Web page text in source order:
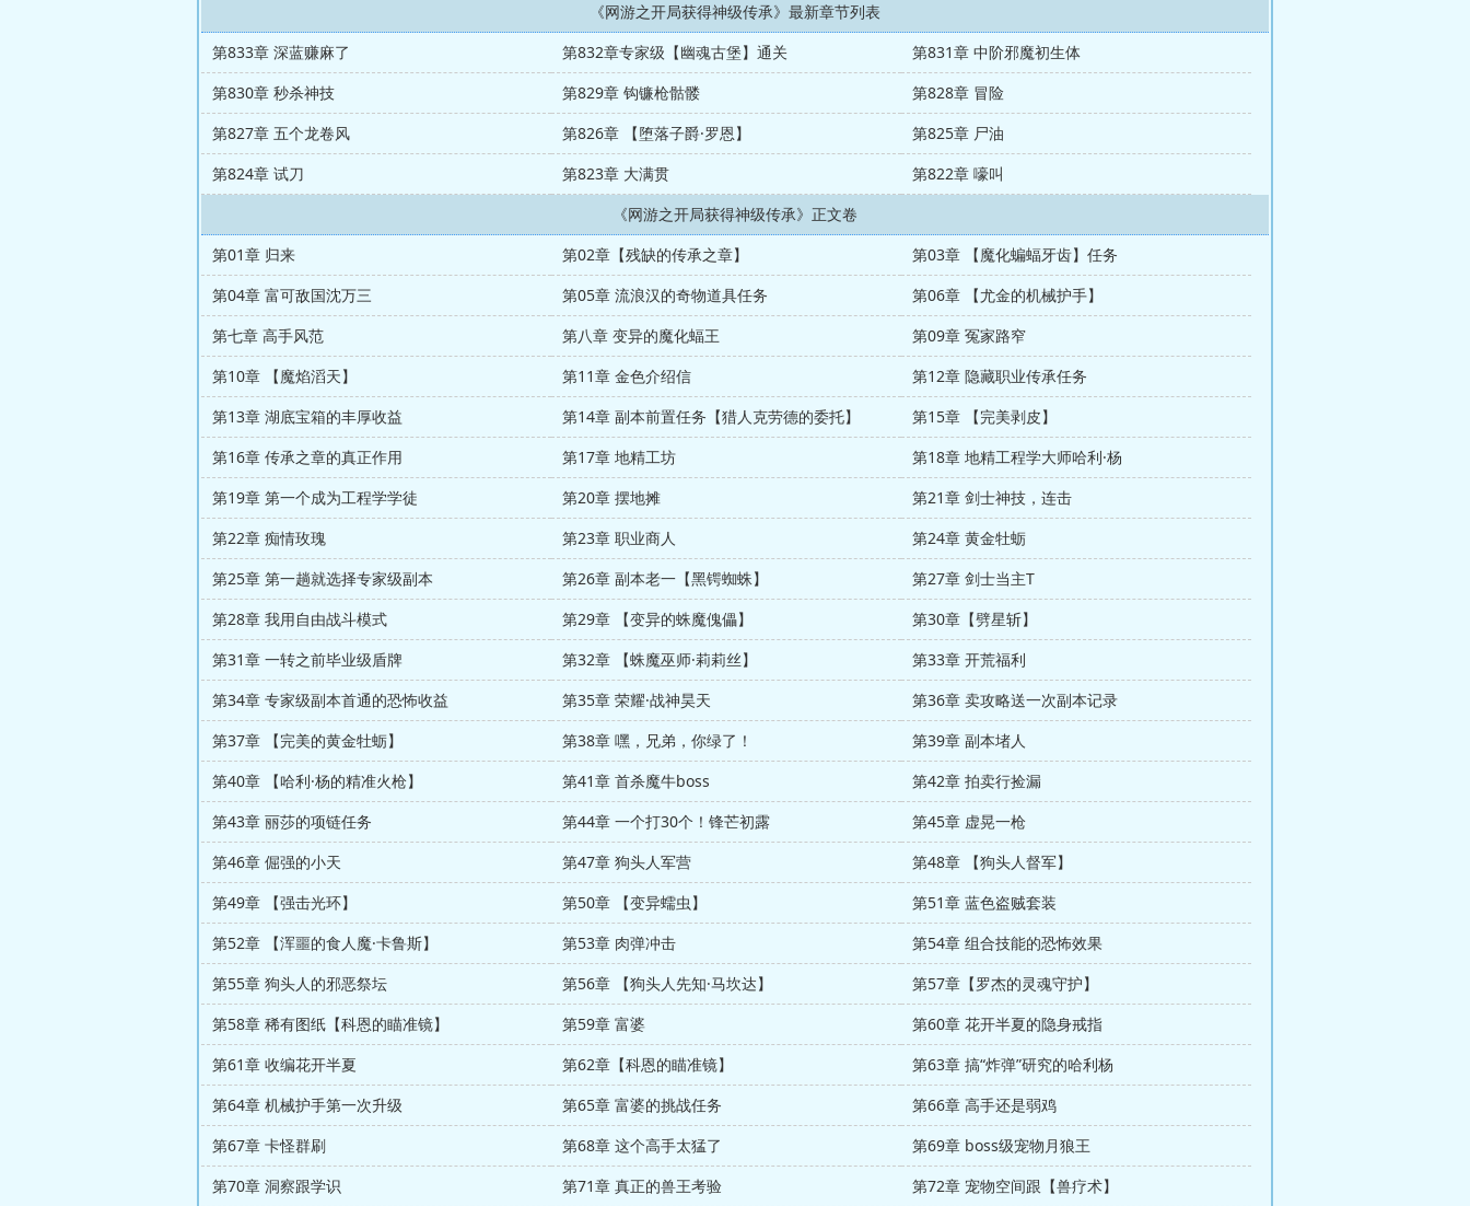
《网游之开局获得神级传承》最新章节列表
第833章 深蓝赚麻了
第832章专家级【幽魂古堡】通关
第831章 中阶邪魔初生体
第830章 秒杀神技
第829章 钩镰枪骷髅
第828章 冒险
第827章 五个龙卷风
第826章 【堕落子爵·罗恩】
第825章 尸油
第824章 试刀
第823章 大满贯
第822章 嚎叫
《网游之开局获得神级传承》正文卷
第01章 归来
第02章【残缺的传承之章】
第03章 【魔化蝙蝠牙齿】任务
第04章 富可敌国沈万三
第05章 流浪汉的奇物道具任务
第06章 【尤金的机械护手】
第七章 高手风范
第八章 变异的魔化蝠王
第09章 冤家路窄
第10章 【魔焰滔天】
第11章 金色介绍信
第12章 隐藏职业传承任务
第13章 湖底宝箱的丰厚收益
第14章 副本前置任务【猎人克劳德的委托】
第15章 【完美剥皮】
第16章 传承之章的真正作用
第17章 地精工坊
第18章 地精工程学大师哈利·杨
第19章 第一个成为工程学学徒
第20章 摆地摊
第21章 剑士神技，连击
第22章 痴情玫瑰
第23章 职业商人
第24章 黄金牡蛎
第25章 第一趟就选择专家级副本
第26章 副本老一【黑锷蜘蛛】
第27章 剑士当主T
第28章 我用自由战斗模式
第29章 【变异的蛛魔傀儡】
第30章【劈星斩】
第31章 一转之前毕业级盾牌
第32章 【蛛魔巫师·莉莉丝】
第33章 开荒福利
第34章 专家级副本首通的恐怖收益
第35章 荣耀·战神昊天
第36章 卖攻略送一次副本记录
第37章 【完美的黄金牡蛎】
第38章 嘿，兄弟，你绿了！
第39章 副本堵人
第40章 【哈利·杨的精准火枪】
第41章 首杀魔牛boss
第42章 拍卖行捡漏
第43章 丽莎的项链任务
第44章 一个打30个！锋芒初露
第45章 虚晃一枪
第46章 倔强的小天
第47章 狗头人军营
第48章 【狗头人督军】
第49章 【强击光环】
第50章 【变异蠕虫】
第51章 蓝色盗贼套装
第52章 【浑噩的食人魔·卡鲁斯】
第53章 肉弹冲击
第54章 组合技能的恐怖效果
第55章 狗头人的邪恶祭坛
第56章 【狗头人先知·马坎达】
第57章【罗杰的灵魂守护】
第58章 稀有图纸【科恩的瞄准镜】
第59章 富婆
第60章 花开半夏的隐身戒指
第61章 收编花开半夏
第62章【科恩的瞄准镜】
第63章 搞“炸弹”研究的哈利杨
第64章 机械护手第一次升级
第65章 富婆的挑战任务
第66章 高手还是弱鸡
第67章 卡怪群刷
第68章 这个高手太猛了
第69章 boss级宠物月狼王
第70章 洞察跟学识
第71章 真正的兽王考验
第72章 宠物空间跟【兽疗术】